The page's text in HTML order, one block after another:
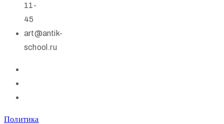
11-
45
art@antik-
school.ru
Политика